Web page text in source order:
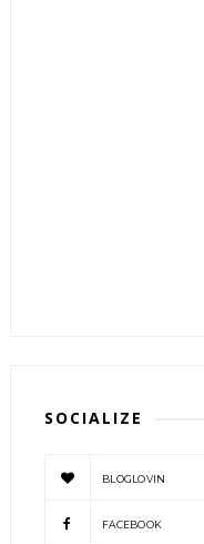
SOCIALIZE
BLOGLOVIN
FACEBOOK